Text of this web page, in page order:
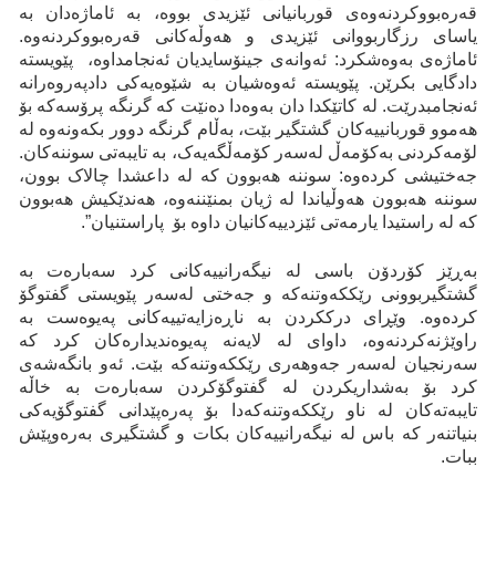
قەرەبووکردنەوەی قوربانیانی ئێزیدی بووە، بە ئاماژەدان بە
یاسای رزگاربووانی ئێزیدی و هەوڵەکانی قەرەبووکردنەوە.
ئاماژەی بەوەشکرد: ئەوانەی جینۆسایدیان ئەنجامداوە، پێویستە
دادگایی بکرێن. پێویستە ئەوەشیان بە شێوەیەکی دادپەروەرانە
ئەنجامبدرێت. لە کاتێکدا دان بەوەدا دەنێت کە گرنگە پرۆسەکە بۆ
هەموو قوربانییەکان گشتگیر بێت، بەڵام گرنگە دوور بکەونەوە لە
لۆمەکردنی بەکۆمەڵ لەسەر کۆمەڵگەیەک، بە تایبەتی سوننەکان.
جەختیشی کردەوە: سوننە هەبوون کە لە داعشدا چالاک بوون،
سوننە هەبوون هەوڵیاندا لە ژیان بمنێننەوە، هەندێکیش هەبوون
کە لە راستیدا یارمەتی ئێزدییەکانیان داوە بۆ پاراستنیان”.
بەڕێز کۆردۆن باسی لە نیگەرانییەکانی کرد سەبارەت بە
گشتگیربوونی رێککەوتنەکە و جەختی لەسەر پێویستی گفتوگۆ
کردەوە. وێڕای درککردن بە ناڕەزایەتییەکانی پەیوەست بە
راوێژنەكردنەوە، داوای لە لایەنە پەیوەندیدارەکان کرد کە
سەرنجیان لەسەر جەوهەری رێککەوتنەکە بێت. ئەو بانگەشەى
کرد بۆ بەشداریکردن لە گفتوگۆکردن سەبارەت بە خاڵە
تایبەتەکان لە ناو رێککەوتنەکەدا بۆ پەرەپێدانی گفتوگۆیەکی
بنیاتنەر کە باس لە نیگەرانییەکان بکات و گشتگیری بەرەوپێش
ببات.